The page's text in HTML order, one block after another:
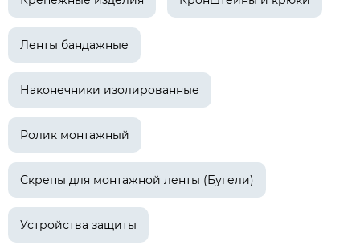
Ленты бандажные
Наконечники изолированные
Ролик монтажный
Скрепы для монтажной ленты (Бугели)
Устройства защиты